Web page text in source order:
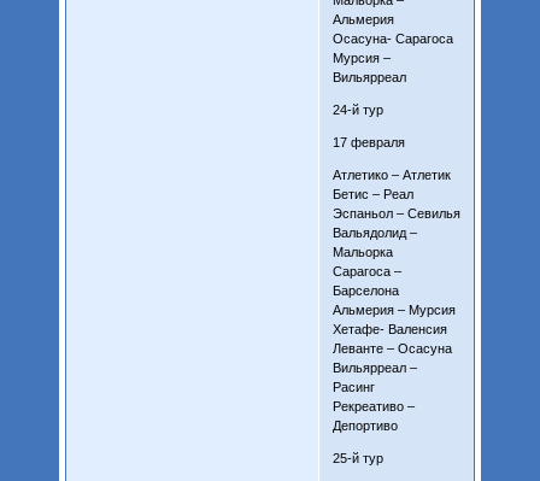
Альмерия
Осасуна- Сарагоса
Мурсия –
Вильярреал
24-й тур
17 февраля
Атлетико – Атлетик
Бетис – Реал
Эспаньол – Севилья
Вальядолид –
Мальорка
Сарагоса –
Барселона
Альмерия – Мурсия
Хетафе- Валенсия
Леванте – Осасуна
Вильярреал –
Расинг
Рекреативо –
Депортиво
25-й тур